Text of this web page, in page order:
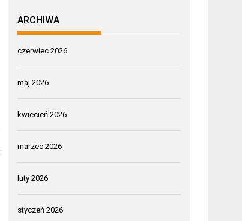
ARCHIWA
czerwiec 2026
maj 2026
kwiecień 2026
marzec 2026
luty 2026
styczeń 2026